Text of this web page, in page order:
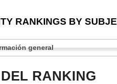
RANKINGS BY
general
RANKING